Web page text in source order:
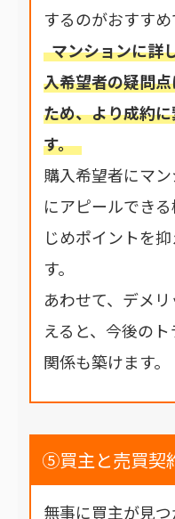
するのがおすすめ
マンションに詳
入希望者の疑問
ため、より成約
す。
購入希望者にマ
にアピールでき
じめポイントを
す。
あわせて、デメ
えると、今後の
関係も築けます。
⑤買主と売買契
無事に買主が見